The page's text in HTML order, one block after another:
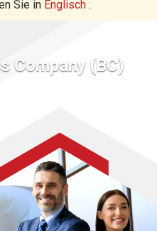
Sie in Englisch.
Company (BC)